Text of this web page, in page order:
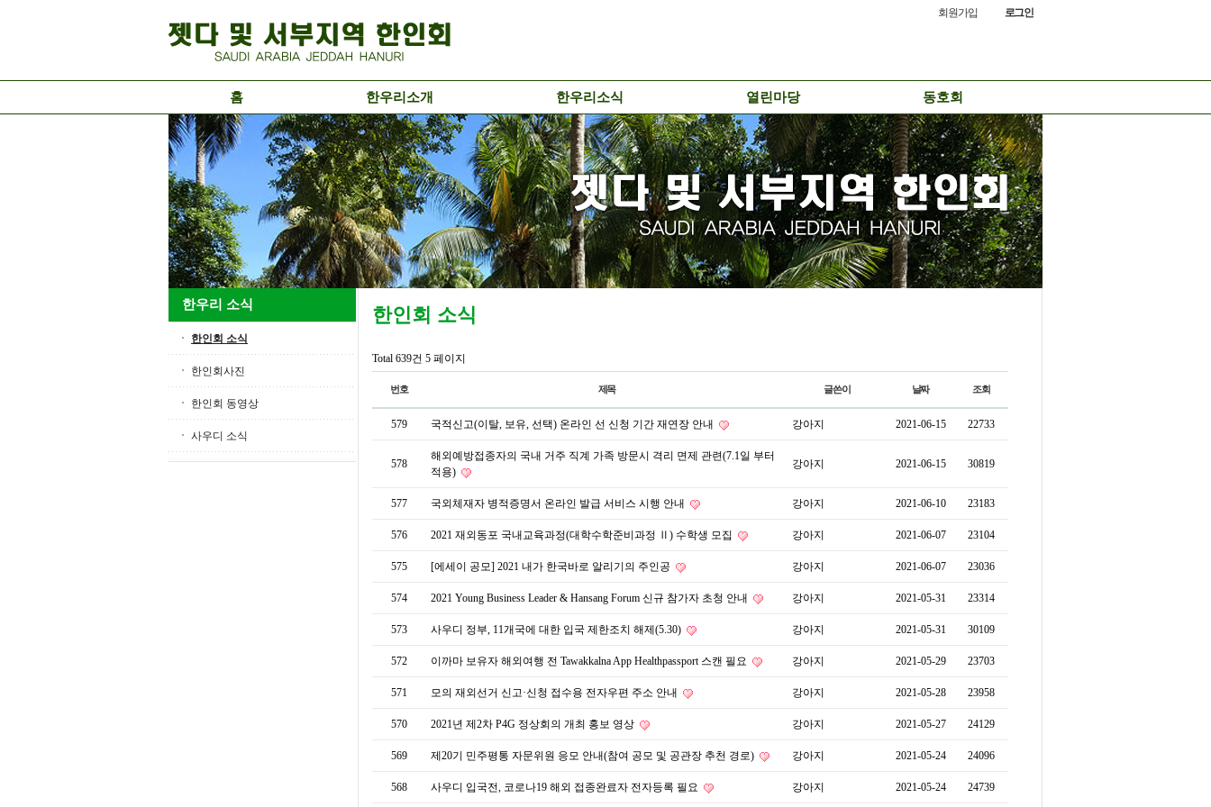
회원가입 로그인
홈 한우리소개 한우리소식 열린마당 동호회
한우리 소식
한인회 소식
한인회사진
한인회 동영상
사우디 소식
한인회 소식
Total 639건 5 페이지
번호 제목 글쓴이 날짜 조회
579 국적신고(이탈, 보유, 선택) 온라인 선 신청 기간 재연장 안내 강아지 2021-06-15 22733
578
해외예방접종자의 국내 거주 직계 가족 방문시 격리 면제 관련(7.1일 부터
적용)
강아지 2021-06-15 30819
577 국외체재자 병적증명서 온라인 발급 서비스 시행 안내 강아지 2021-06-10 23183
576 2021 재외동포 국내교육과정(대학수학준비과정 Ⅱ) 수학생 모집 강아지 2021-06-07 23104
575 [에세이 공모] 2021 내가 한국바로 알리기의 주인공 강아지 2021-06-07 23036
574 2021 Young Business Leader & Hansang Forum 신규 참가자 초청 안내 강아지 2021-05-31 23314
573 사우디 정부, 11개국에 대한 입국 제한조치 해제(5.30) 강아지 2021-05-31 30109
572 이까마 보유자 해외여행 전 Tawakkalna App Healthpassport 스캔 필요 강아지 2021-05-29 23703
571 모의 재외선거 신고·신청 접수용 전자우편 주소 안내 강아지 2021-05-28 23958
570 2021년 제2차 P4G 정상회의 개최 홍보 영상 강아지 2021-05-27 24129
569 제20기 민주평통 자문위원 응모 안내(참여 공모 및 공관장 추천 경로) 강아지 2021-05-24 24096
568 사우디 입국전, 코로나19 해외 접종완료자 전자등록 필요 강아지 2021-05-24 24739